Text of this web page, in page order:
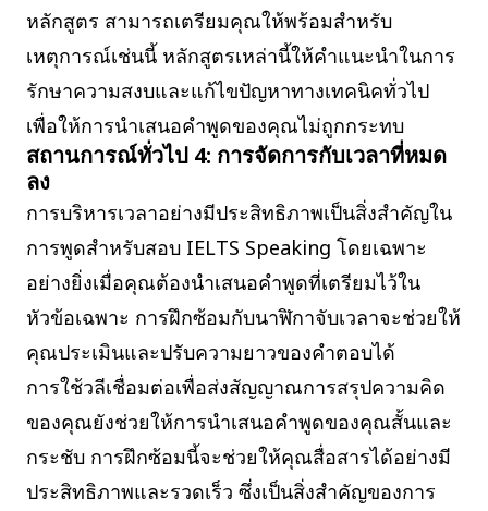
หลักสูตร สามารถเตรียมคุณให้พร้อมสำหรับ
เหตุการณ์เช่นนี้ หลักสูตรเหล่านี้ให้คำแนะนำในการ
รักษาความสงบและแก้ไขปัญหาทางเทคนิคทั่วไป
เพื่อให้การนำเสนอคำพูดของคุณไม่ถูกกระทบ
สถานการณ์ทั่วไป 4: การจัดการกับเวลาที่หมด
ลง
การบริหารเวลาอย่างมีประสิทธิภาพเป็นสิ่งสำคัญใน
การพูดสำหรับสอบ IELTS Speaking โดยเฉพาะ
อย่างยิ่งเมื่อคุณต้องนำเสนอคำพูดที่เตรียมไว้ใน
หัวข้อเฉพาะ การฝึกซ้อมกับนาฬิกาจับเวลาจะช่วยให้
คุณประเมินและปรับความยาวของคำตอบได้
การใช้วลีเชื่อมต่อเพื่อส่งสัญญาณการสรุปความคิด
ของคุณยังช่วยให้การนำเสนอคำพูดของคุณสั้นและ
กระชับ การฝึกซ้อมนี้จะช่วยให้คุณสื่อสารได้อย่างมี
ประสิทธิภาพและรวดเร็ว ซึ่งเป็นสิ่งสำคัญของการ